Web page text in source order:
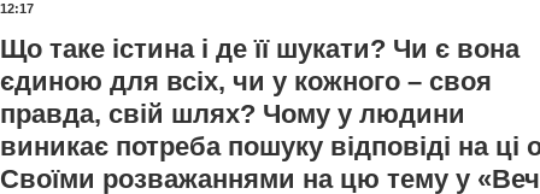
12:17
Що таке істина і де її шукати? Чи є вона
єдиною для всіх, чи у кожного – своя
правда, свій шлях? Чому у людини
виникає потреба пошуку відповіді на ці
Своїми розважаннями на цю тему у